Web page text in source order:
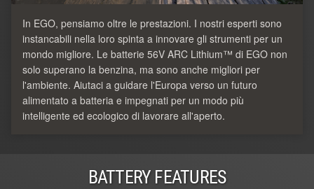
In EGO, pensiamo oltre le prestazioni. I nostri esperti sono
instancabili nella loro spinta a innovare gli strumenti per un
mondo migliore. Le batterie 56V ARC Lithium™ di EGO non
solo superano la benzina, ma sono anche migliori per
l'ambiente. Aiutaci a guidare l'Europa verso un futuro
alimentato a batteria e impegnati per un modo più
intelligente ed ecologico di lavorare all'aperto.
BATTERY FEATURES